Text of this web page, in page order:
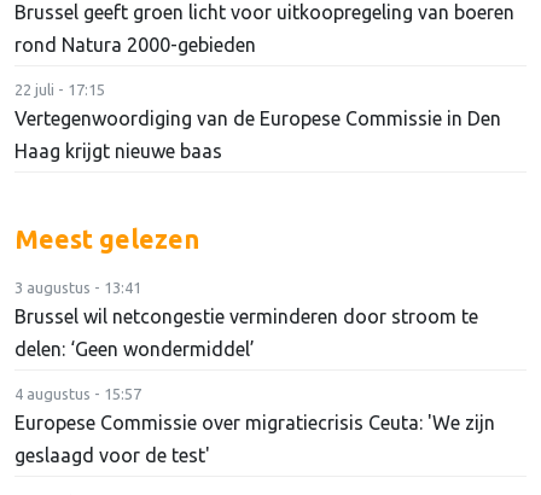
Brussel geeft groen licht voor uitkoopregeling van boeren
rond Natura 2000-gebieden
22 juli - 17:15
Vertegenwoordiging van de Europese Commissie in Den
Haag krijgt nieuwe baas
Meest gelezen
3 augustus - 13:41
Brussel wil netcongestie verminderen door stroom te
delen: ‘Geen wondermiddel’
4 augustus - 15:57
Europese Commissie over migratiecrisis Ceuta: 'We zijn
geslaagd voor de test'